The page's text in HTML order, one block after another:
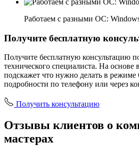
Работаем с разными ОС:
Получите бесплатную
Получите бесплатную консультацию
технического специалиста. На основе
подскажет что нужно делать в режиме
подробности по телефону или через
Получить консультацию
Отзывы клиентов о
мастерах